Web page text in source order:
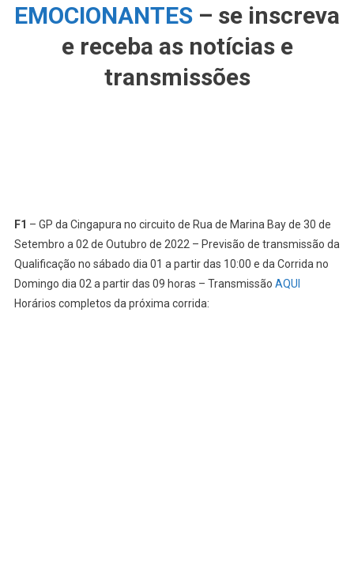
EMOCIONANTES – se inscreva
e receba as notícias e
transmissões
F1 – GP da Cingapura no circuito de Rua de Marina Bay de 30 de
Setembro a 02 de Outubro de 2022 – Previsão de transmissão da
Qualificação no sábado dia 01 a partir das 10:00 e da Corrida no
Domingo dia 02 a partir das 09 horas – Transmissão AQUI
Horários completos da próxima corrida: